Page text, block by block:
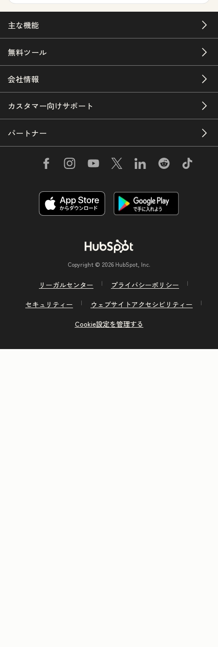
主な機能
無料ツール
会社情報
カスタマー向けサポート
パートナー
Copyright © 2026 HubSpot, Inc.
リーガルセンター
プライバシーポリシー
セキュリティー
ウェブサイトアクセシビリティー
Cookie設定を管理する